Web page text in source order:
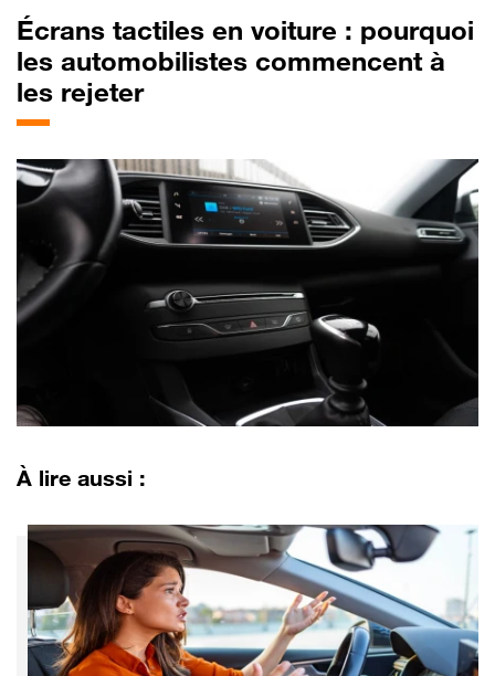
Écrans tactiles en voiture : pourquoi
les automobilistes commencent à
les rejeter
À lire aussi :